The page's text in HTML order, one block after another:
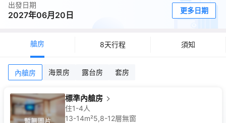
出發日期
2027年06月20日 更多日期
艙房 8天行程 須知
內艙房 海景房 露台房 套房
標準內艙房
住1-4人
13-14m²5,8-12層無窗